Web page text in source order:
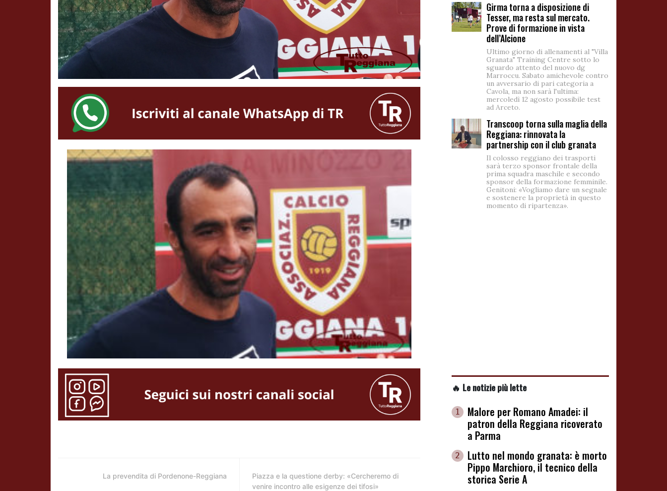
La prevendita di Pordenone-Reggiana
Piazza e la questione derby: «Cercheremo di
venire incontro alle esigenze dei tifosi»
Girma torna a disposizione di
Tesser, ma resta sul mercato.
Prove di formazione in vista
dell’Alcione
Ultimo giorno di allenamenti al "Villa
Granata" Training Centre sotto lo
sguardo attento del nuovo dg
Marroccu. Sabato amichevole contro
un avversario di pari categoria a
Cavola, ma non sarà l'ultima:
mercoledì 12 agosto possibile test
ad Arceto.
Transcoop torna sulla maglia della
Reggiana: rinnovata la
partnership con il club granata
Il colosso reggiano dei trasporti
sarà terzo sponsor frontale della
prima squadra maschile e secondo
sponsor della formazione femminile.
Genitoni: «Vogliamo dare un segnale
e sostenere la proprietà in questo
momento di ripartenza».
🔥 Le notizie più lette
1
Malore per Romano Amadei: il
patron della Reggiana ricoverato
a Parma
2
Lutto nel mondo granata: è morto
Pippo Marchioro, il tecnico della
storica Serie A